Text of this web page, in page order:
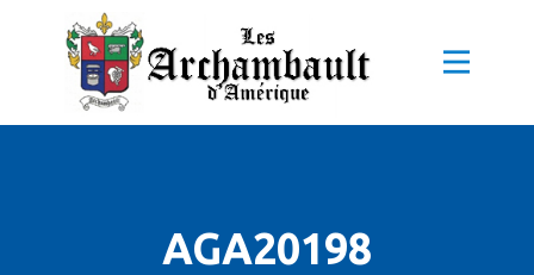
AGA20198